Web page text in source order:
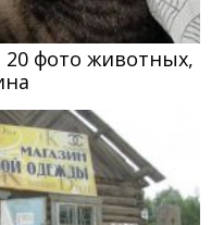
фото животных,